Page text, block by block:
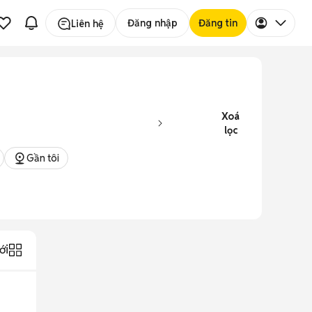
Liên hệ Đăng nhập Đăng tin
Xoá
lọc
Gần tôi